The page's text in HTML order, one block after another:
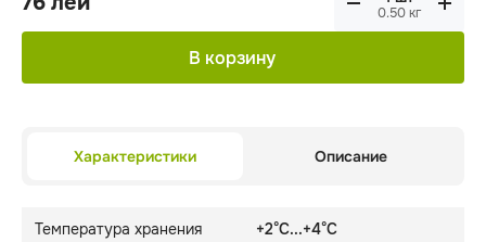
0.50кг
В корзину
Характеристики Описание
Температура хранения +2°C...+4°C